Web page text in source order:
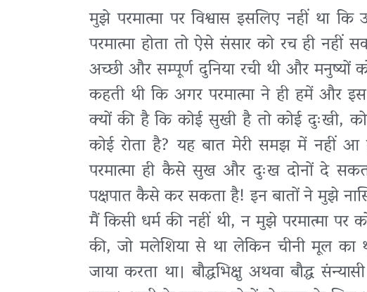
मुझे परमात्मा पर विश्वास इसलिए नहीं था
परमात्मा होता तो ऐसे संसार को रच ही नहीं
अच्छी और सम्पूर्ण दुनिया रची थी और
कहती थी कि अगर परमात्मा ने ही हमें और
क्यों की है कि कोई सुखी है तो कोई दुःखी,
कोई रोता है? यह बात मेरी समझ में नहीं आ
परमात्मा ही कैसे सुख और दुःख दोनों दे
पक्षपात कैसे कर सकता है! इन बातों ने मुझे
मैं किसी धर्म की नहीं थी, न मुझे परमात्मा पर
की, जो मलेशिया से था लेकिन चीनी मूल का
जाया करता था। बौद्धभिक्षु अथवा बौद्ध